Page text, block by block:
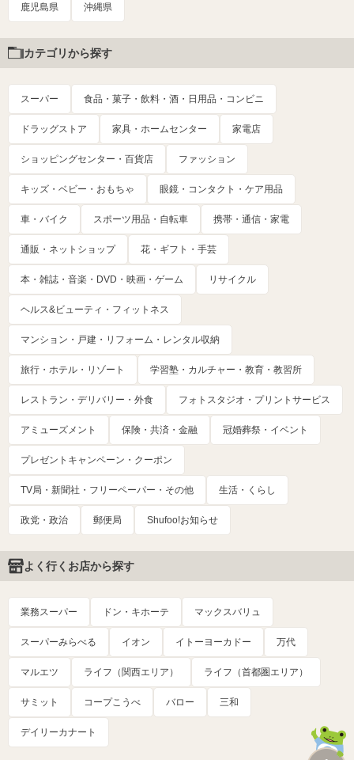
鹿児島県 沖縄県
カテゴリから探す
スーパー 食品・菓子・飲料・酒・日用品・コンビニ
ドラッグストア 家具・ホームセンター 家電店
ショッピングセンター・百貨店 ファッション
キッズ・ベビー・おもちゃ 眼鏡・コンタクト・ケア用品
車・バイク スポーツ用品・自転車 携帯・通信・家電
通販・ネットショップ 花・ギフト・手芸
本・雑誌・音楽・DVD・映画・ゲーム リサイクル
ヘルス&ビューティ・フィットネス
マンション・戸建・リフォーム・レンタル収納
旅行・ホテル・リゾート 学習塾・カルチャー・教育・教習所
レストラン・デリバリー・外食 フォトスタジオ・プリントサービス
アミューズメント 保険・共済・金融 冠婚葬祭・イベント
プレゼントキャンペーン・クーポン
TV局・新聞社・フリーペーパー・その他 生活・くらし
政党・政治 郵便局 Shufoo!お知らせ
よく行くお店から探す
業務スーパー ドン・キホーテ マックスバリュ
スーパーみらべる イオン イトーヨーカドー 万代
マルエツ ライフ（関西エリア） ライフ（首都圏エリア）
サミット コープこうべ バロー 三和
デイリーカナート